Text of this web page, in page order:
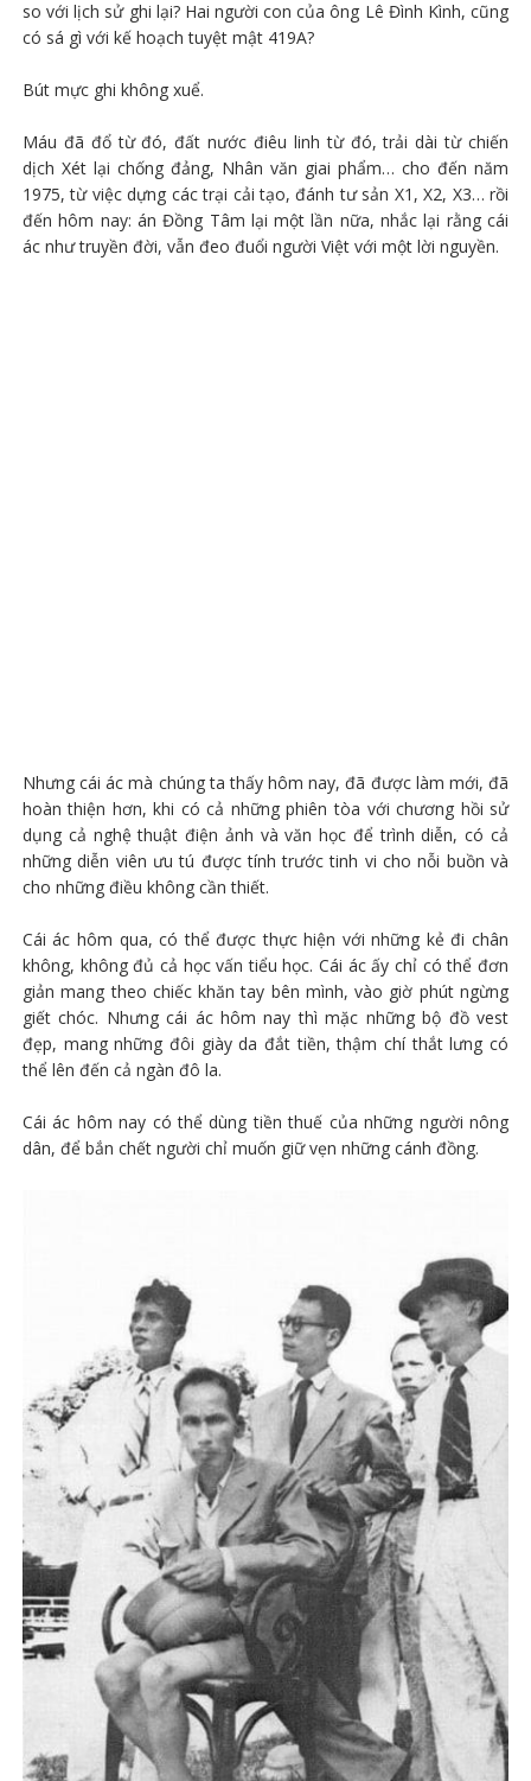
so với lịch sử ghi lại? Hai người con của ông Lê Đình Kình, cũng
có sá gì với kế hoạch tuyệt mật 419A?
Bút mực ghi không xuể.
Máu đã đổ từ đó, đất nước điêu linh từ đó, trải dài từ chiến
dịch Xét lại chống đảng, Nhân văn giai phẩm… cho đến năm
1975, từ việc dựng các trại cải tạo, đánh tư sản X1, X2, X3… rồi
đến hôm nay: án Đồng Tâm lại một lần nữa, nhắc lại rằng cái
ác như truyền đời, vẫn đeo đuổi người Việt với một lời nguyền.
Nhưng cái ác mà chúng ta thấy hôm nay, đã được làm mới, đã
hoàn thiện hơn, khi có cả những phiên tòa với chương hồi sử
dụng cả nghệ thuật điện ảnh và văn học để trình diễn, có cả
những diễn viên ưu tú được tính trước tinh vi cho nỗi buồn và
cho những điều không cần thiết.
Cái ác hôm qua, có thể được thực hiện với những kẻ đi chân
không, không đủ cả học vấn tiểu học. Cái ác ấy chỉ có thể đơn
giản mang theo chiếc khăn tay bên mình, vào giờ phút ngừng
giết chóc. Nhưng cái ác hôm nay thì mặc những bộ đồ vest
đẹp, mang những đôi giày da đắt tiền, thậm chí thắt lưng có
thể lên đến cả ngàn đô la.
Cái ác hôm nay có thể dùng tiền thuế của những người nông
dân, để bắn chết người chỉ muốn giữ vẹn những cánh đồng.